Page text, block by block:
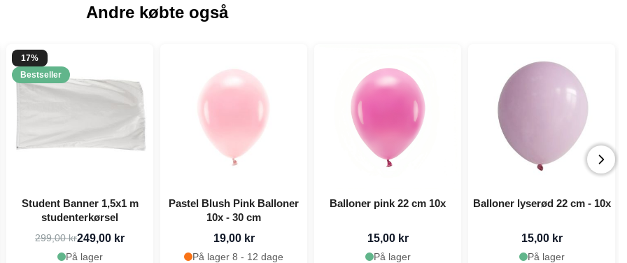
Andre købte også
17%
Bestseller
Student Banner 1,5x1 m
studenterkørsel
299,00 kr249,00 kr
På lager
Pastel Blush Pink Balloner
10x - 30 cm
19,00 kr
På lager 8 - 12 dage
Balloner pink 22 cm 10x
15,00 kr
På lager
Balloner lyserød 22 cm - 10x
15,00 kr
På lager